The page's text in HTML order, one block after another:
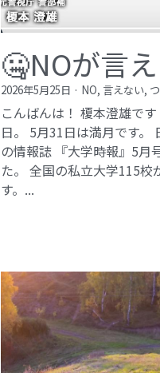
🤐NOが言
2026年5月25日 · NO, 言えない,
こんばんは！ 榎本澄雄で
日。 5月31日は満月です。
の情報誌 『大学時報』5月
た。 全国の私立大学115校
す。...